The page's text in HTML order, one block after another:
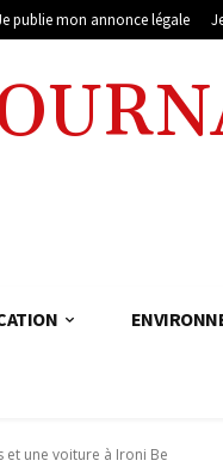
publie mon annonce légale
une voiture à Ironi Be